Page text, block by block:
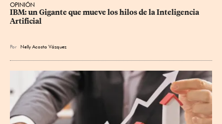
OPINIÓN
IBM: un Gigante que mueve los hilos de la Inteligencia
Artificial
Por Nelly Acosta Vázquez